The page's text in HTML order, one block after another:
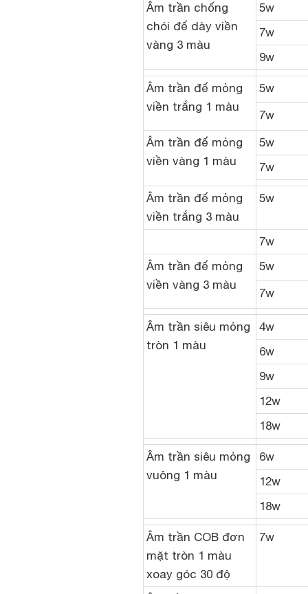
Âm trần chống
chói đế dày viền
vàng 3 màu
5w
7w
9w
Âm trần đế mỏng
viền trắng 1 màu
5w
7w
Âm trần đế mỏng
viền vàng 1 màu
5w
7w
Âm trần đế mỏng
viền trắng 3 màu
5w
7w
Âm trần đế mỏng
viền vàng 3 màu
5w
7w
Âm trần siêu mỏng
tròn 1 màu
4w
6w
9w
12w
18w
Âm trần siêu mỏng
vuông 1 màu
6w
12w
18w
Âm trần COB đơn
mặt tròn 1 màu
xoay góc 30 độ
7w